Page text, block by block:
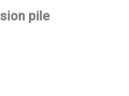
pile